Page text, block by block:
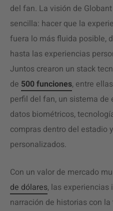
del fan. La visión de
sencilla: hacer que la
fuera lo más fluida posible,
hasta las experiencias
Juntos crearon un stack
de 500 funciones, entre
perfil del fan, un sistema
datos biométricos,
compras dentro del estadio
personalizados.
Con un valor de mercado
de dólares, las experiencias
narración de historias con